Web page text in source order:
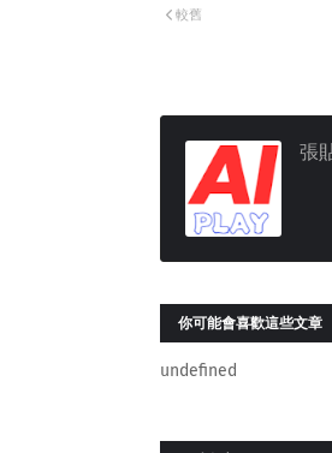
較舊
張
你可能會喜歡這些文章
undefined